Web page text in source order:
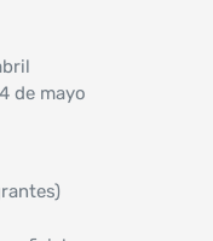
de mayo